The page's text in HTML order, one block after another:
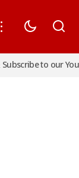
to our